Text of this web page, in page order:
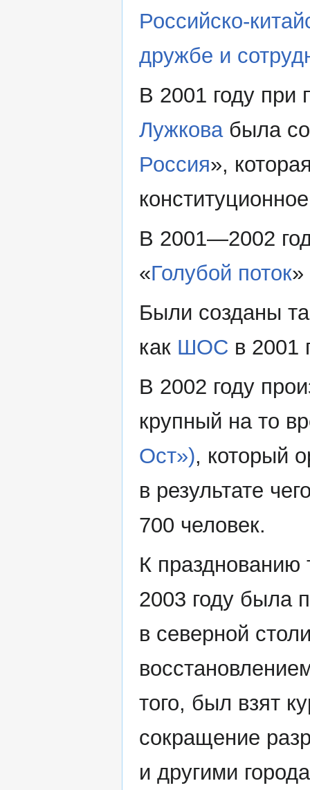
Российско-
дружбе и
В 2001 году при
Лужковабыла
Россия»,
В 2001—2002
«Голубой поток»
Были созданы
как ШОС в 2001
В 2002 году
крупный на то
Ост»), который
в результате
700 человек.
К празднованию
2003 году была
в северной
того, был взят
сокращение
и другими